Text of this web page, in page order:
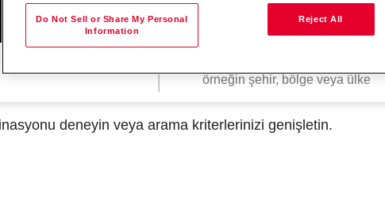
deneyin veya arama kriterlerinizi genişletin.
Do Not Sell or Share My Personal
Information
Reject All